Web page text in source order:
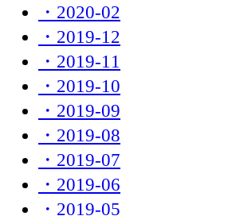
・2020-02
・2019-12
・2019-11
・2019-10
・2019-09
・2019-08
・2019-07
・2019-06
・2019-05